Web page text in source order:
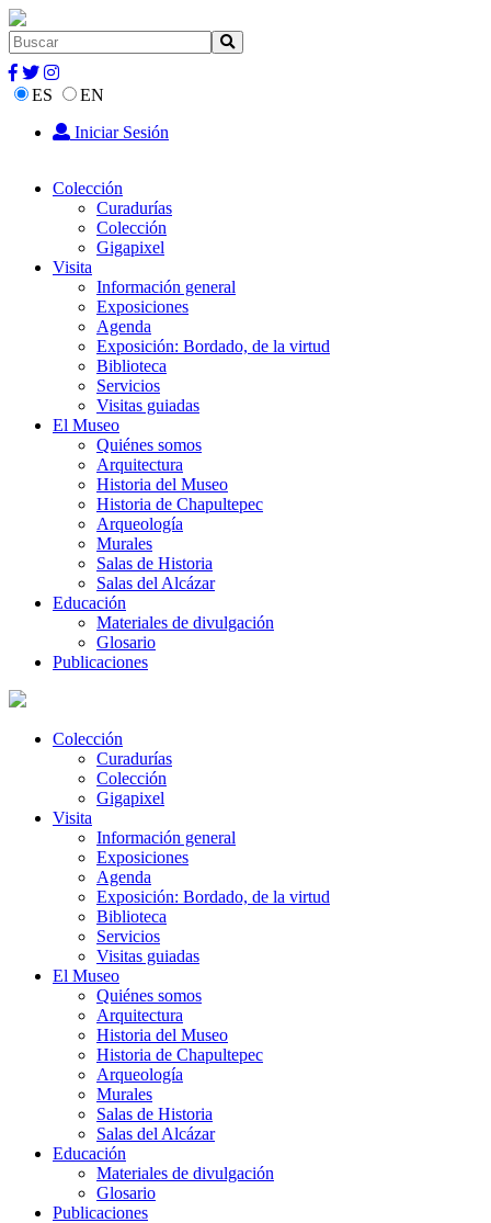
ES
EN
Iniciar Sesión
Colección
Curadurías
Colección
Gigapixel
Visita
Información general
Exposiciones
Agenda
Exposición: Bordado, de la virtud
Biblioteca
Servicios
Visitas guiadas
El Museo
Quiénes somos
Arquitectura
Historia del Museo
Historia de Chapultepec
Arqueología
Murales
Salas de Historia
Salas del Alcázar
Educación
Materiales de divulgación
Glosario
Publicaciones
Colección
Curadurías
Colección
Gigapixel
Visita
Información general
Exposiciones
Agenda
Exposición: Bordado, de la virtud
Biblioteca
Servicios
Visitas guiadas
El Museo
Quiénes somos
Arquitectura
Historia del Museo
Historia de Chapultepec
Arqueología
Murales
Salas de Historia
Salas del Alcázar
Educación
Materiales de divulgación
Glosario
Publicaciones